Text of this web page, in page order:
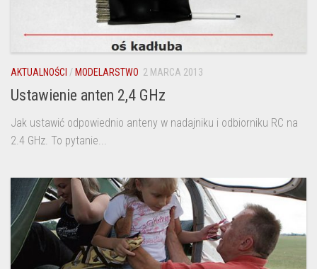
AKTUALNOŚCI / MODELARSTWO 2 MARCA 2013
Ustawienie anten 2,4 GHz
Jak ustawić odpowiednio anteny w nadajniku i odbiorniku RC na
2.4 GHz. To pytanie...